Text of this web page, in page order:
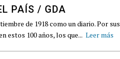
PAÍS / GDA
de 1918 como un diario. Por sus
estos 100 años, los que... Leer más